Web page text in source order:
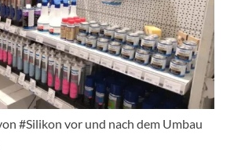
#Silikon vor und nach dem Umbau